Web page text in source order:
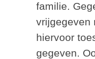
familie.
vrijgegeven
hiervoor
gegeven.